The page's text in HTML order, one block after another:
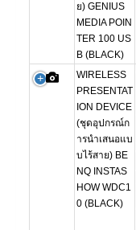
ย) GENIUS
MEDIA POIN
TER 100 US
B (BLACK)
WIRELESS
PRESENTAT
ION DEVICE
(ชุดอุปกรณ์ก
ารนำเสนอแบ
บไร้สาย) BE
NQ INSTAS
HOW WDC1
0 (BLACK)